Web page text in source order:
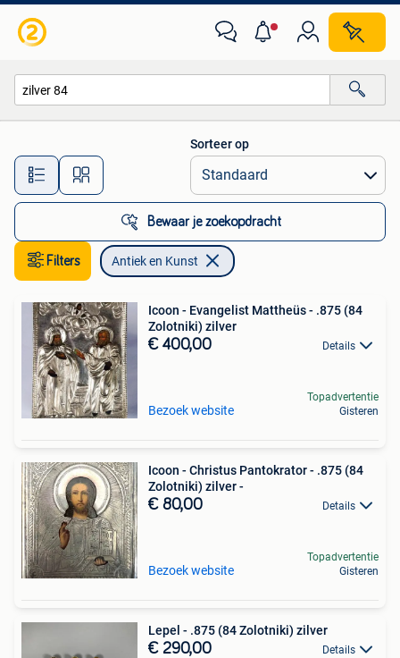
Alle afstanden…
Sorteer op
Bewaar je zoekopdracht
Filters Antiek en Kunst
Icoon - Evangelist Mattheüs - .875 (84
Zolotniki) zilver
€ 400,00 Details
Bezoek website
Topadvertentie
Gisteren
Icoon - Christus Pantokrator - .875 (84
Zolotniki) zilver -
€ 80,00 Details
Bezoek website
Topadvertentie
Gisteren
Lepel - .875 (84 Zolotniki) zilver
€ 290,00 Details